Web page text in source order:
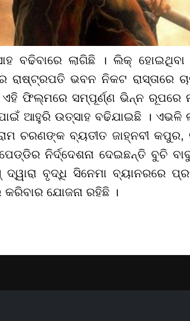
ବଢିବାରେ ଲାଗିଛି । ଲିକ୍
ରାଷ୍ଟ୍ରପତି ଭବନ ନିକଟ ରାସ୍ତାରେ
ଏହି ଫିଲ୍ମରେ ସମ୍ପୂର୍ଣ୍ଣ ଭିନ୍ନ
ଆହୁରି ଉତ୍ସାହ ବଢିଯାଇଛି । ଏଭଳି
ଚରଣଙ୍କ ବ୍ୟତୀତ ଜାହ୍ନବୀ କପୁର,
ନିର୍ଦ୍ଦେଶନା ଦେଇଛନ୍ତି ବୁଚି
ଦ୍ୱାରା ବୃଦ୍ଧି ସିନେମା ବ୍ୟାନରରେ
ଯୋଜନା ରହିଛି ।